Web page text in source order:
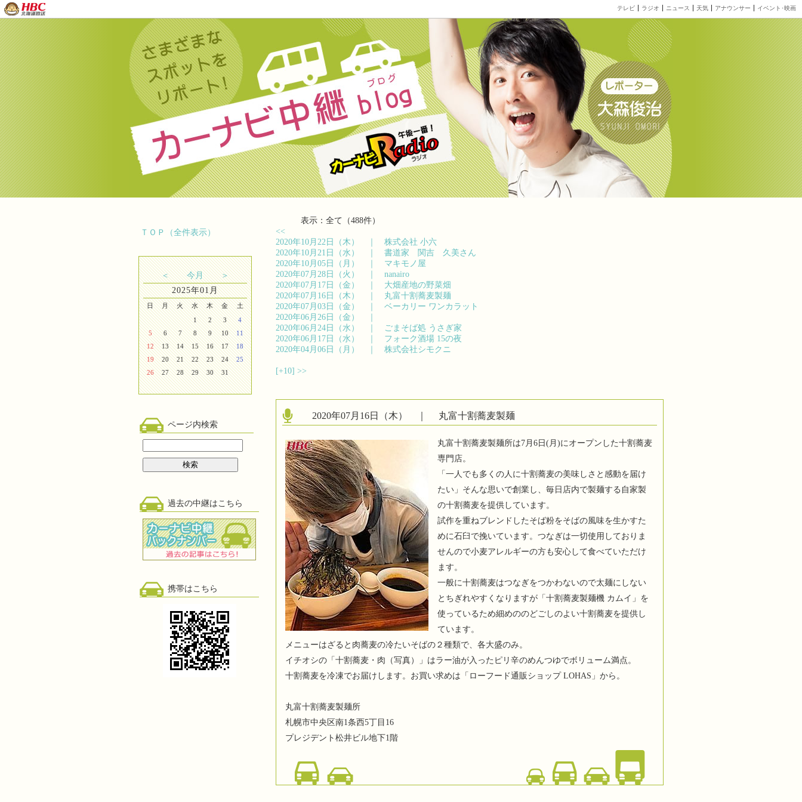
テレビ ラジオ ニュース 天気 アナウンサー イベント･映画
ＴＯＰ（全件表示）
＜ 今月
＞
2025年01月
日 月 火 水 木 金
土
1
2 3
4
5
6 7 8 9 10
11
12
13 14 15 16 17
18
19
20 21 22 23 24
25
26
27 28 29 30 31
ページ内検索
過去の中継はこちら
携帯はこちら
表示：全て（488件）
<<
2020年10月22日（木） ｜ 株式会社 小六
2020年10月21日（水） ｜ 書道家 関吉 久美さん
2020年10月05日（月） ｜ マキモノ屋
2020年07月28日（火） ｜ nanairo
2020年07月17日（金） ｜ 大畑産地の野菜畑
2020年07月16日（木） ｜ 丸富十割蕎麦製麺
2020年07月03日（金） ｜ ベーカリー ワンカラット
2020年06月26日（金） ｜
2020年06月24日（水） ｜
ごまそば処 うさぎ家
2020年06月17日（水） ｜ フォーク酒場 15の夜
2020年04月06日（月） ｜ 株式会社シモクニ
[+10] >>
2020年07月16日（木） ｜ 丸富十割蕎麦製麺
丸富十割蕎麦製麺所は7月6日(月)にオープンした十割蕎麦
専門店。
「一人でも多くの人に十割蕎麦の美味しさと感動を届け
たい」そんな思いで創業し、毎日店内で製麺する自家製
の十割蕎麦を提供しています。
試作を重ねブレンドしたそば粉をそばの風味を生かすた
めに石臼で挽いています。つなぎは一切使用しておりま
せんので小麦アレルギーの方も安心して食べていただけ
ます。
一般に十割蕎麦はつなぎをつかわないので太麺にしない
とちぎれやすくなりますが「十割蕎麦製麺機 カムイ」を
使っているため細めののどごしのよい十割蕎麦を提供し
ています。
メニューはざると肉蕎麦の冷たいそばの２種類で、各大盛のみ。
イチオシの「十割蕎麦・肉（写真）」はラー油が入ったピリ辛のめんつゆでボリューム満点。
十割蕎麦を冷凍でお届けします。お買い求めは「ローフード通販ショップ LOHAS」から。
丸富十割蕎麦製麺所
札幌市中央区南1条西5丁目16
プレジデント松井ビル地下1階